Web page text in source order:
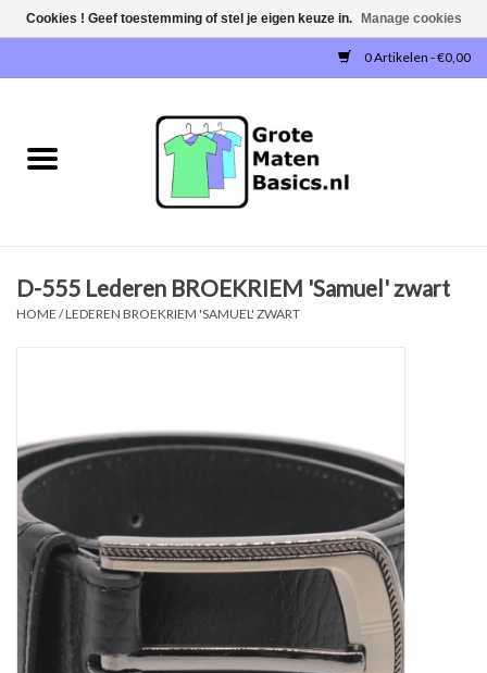
0 Artikelen - €0,00
NIEUW!
SWEATERS / SWEATVESTEN
SINGLETS
OVERHEMDEN
ONDERGOED
BROEKEN / SHORTS
D-555 Lederen BROEKRIEM 'Samuel' zwart
HOME /LEDEREN BROEKRIEM 'SAMUEL' ZWART
Cookies ! Geef toestemming of stel je eigen keuze in. Manage cookies